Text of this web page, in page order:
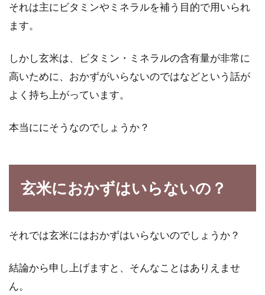
玄米で作るとどれくらい？
けることがありませんか？。手軽に食べられる
ポン菓子...
赤飯を炊飯器で手軽に炊いてみよ
を華やかに彩ってくれますね。美味しくて栄養
それは主にビタミンやミネラルを補う目的で用いられ
ます。
しかし玄米は、ビタミン・ミネラルの含有量が非常に
高いために、おかずがいらないのではなどという話が
よく持ち上がっています。
本当ににそうなのでしょうか？
玄米におかずはいらないの？
それでは玄米にはおかずはいらないのでしょうか？
結論から申し上げますと、そんなことはありえませ
ん。